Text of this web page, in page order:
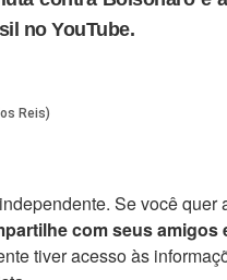
no YouTube.
Se você
com seus amigos
tiver acesso às